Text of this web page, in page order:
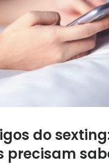
Inscrever-se
do
precisam